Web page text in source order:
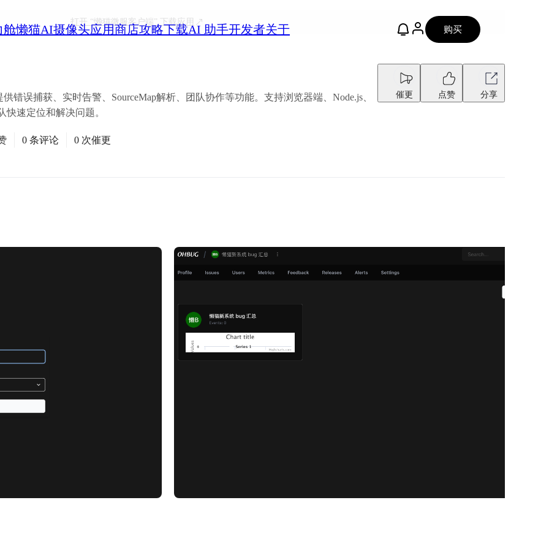
舱懒猫AI摄像头应用商店攻略下载AI 助手开发者关于 购买
打开 “懒猫微服客户端”下载应用
错误捕获、实时告警、SourceMap解析、团队协作等功能。支持浏览器端、Node.js、
快速定位和解决问题。
催更 点赞 分享
0 条评论 0 次催更